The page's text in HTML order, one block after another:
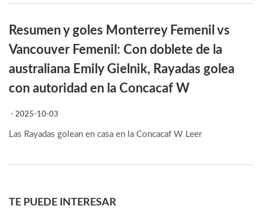
Resumen y goles Monterrey Femenil vs
Vancouver Femenil: Con doblete de la
australiana Emily Gielnik, Rayadas golea
con autoridad en la Concacaf W
- 2025-10-03
Las Rayadas golean en casa en la Concacaf W Leer
TE PUEDE INTERESAR